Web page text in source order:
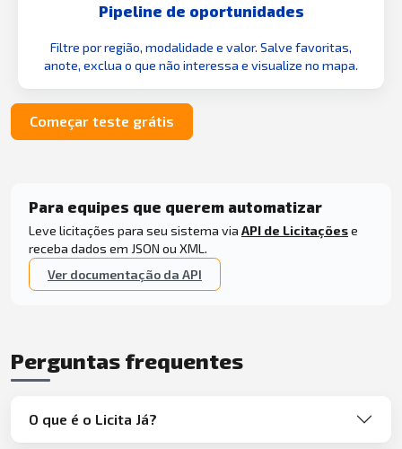
Pipeline de oportunidades
Filtre por região, modalidade e valor. Salve favoritas,
anote, exclua o que não interessa e visualize no mapa.
Começar teste grátis
Para equipes que querem automatizar
Leve licitações para seu sistema via API de Licitaçõese
receba dados em JSON ou XML.
Ver documentação da API
Perguntas frequentes
O que é o Licita Já?